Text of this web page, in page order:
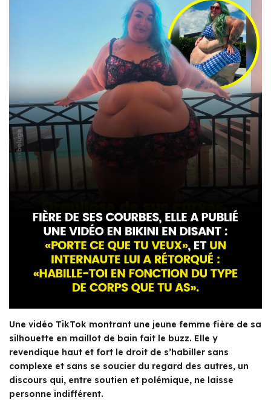
Une vidéo TikTok montrant une jeune femme fière de sa
silhouette en maillot de bain fait le buzz. Elle y
revendique haut et fort le droit de s’habiller sans
complexe et sans se soucier du regard des autres, un
discours qui, entre soutien et polémique, ne laisse
personne indifférent.